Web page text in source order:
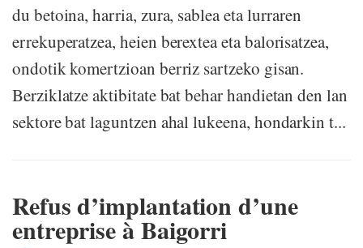
du betoina, harria, zura, sablea eta lurraren
errekuperatzea, heien berextea eta balorisatzea,
ondotik komertzioan berriz sartzeko gisan.
Berziklatze aktibitate bat behar handietan den lan
sektore bat laguntzen ahal lukeena, hondarkin t...
Refus d’implantation d’une
entreprise à Baigorri